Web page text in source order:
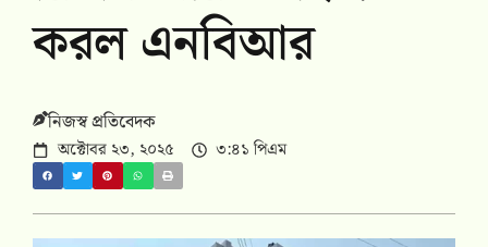
করল এনবিআর
নিজস্ব প্রতিবেদক
অক্টোবর ২৩, ২০২৫ ৩:৪১ পিএম